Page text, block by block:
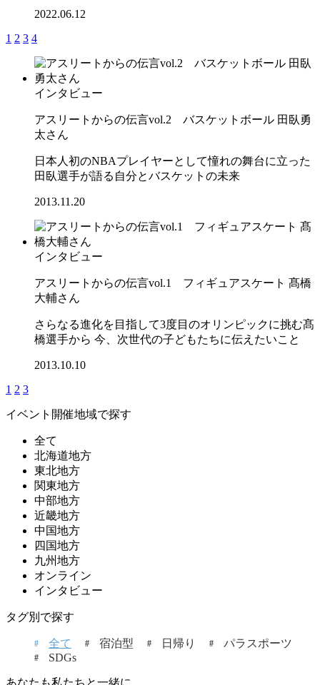
2022.06.12
1 2 3 4
インタビュー
アスリートからの伝言vol.2 バスケットボール 田臥勇
太さん
日本人初のNBAプレイヤーとして憧れの舞台に立った
田臥選手が語る自分とバスケットの未来
2013.11.20
インタビュー
アスリートからの伝言vol.1 フィギュアスケート 髙橋
大輔さん
さらなる進化を目指して3度目のオリンピックに挑む髙
橋選手から 今、次世代の子どもたちに伝えたいこと
2013.10.10
1 2 3
イベント開催地域で探す
全て
北海道地方
東北地方
関東地方
中部地方
近畿地方
中国地方
四国地方
九州地方
オンライン
インタビュー
タグ別で探す
全て 宿泊型 日帰り
パラスポーツ
SDGs